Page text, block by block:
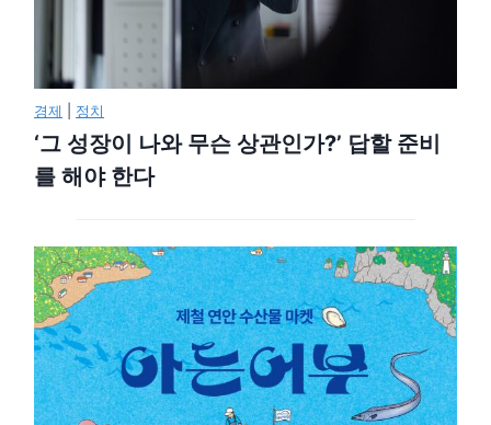
경제 정치
‘그 성장이 나와 무슨 상관인가?’ 답할 준비
를 해야 한다